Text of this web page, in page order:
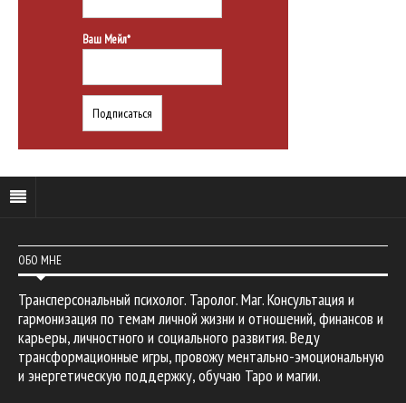
Ваш Мейл*
ОБО МНЕ
Трансперсональный психолог. Таролог. Маг. Консультация и
гармонизация по темам личной жизни и отношений, финансов и
карьеры, личностного и социального развития. Веду
трансформационные игры, провожу ментально-эмоциональную
и энергетическую поддержку, обучаю Таро и магии.